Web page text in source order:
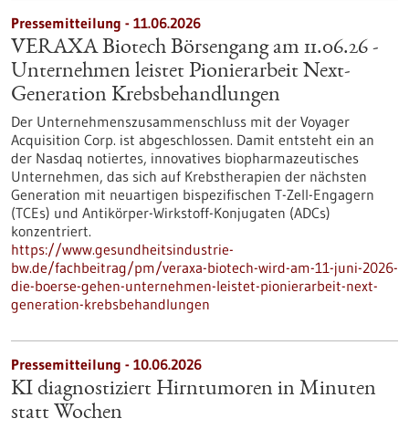
Pressemitteilung - 11.06.2026
VERAXA Biotech Börsengang am 11.06.26 -
Unternehmen leistet Pionierarbeit Next-
Generation Krebsbehandlungen
Der Unternehmenszusammenschluss mit der Voyager
Acquisition Corp. ist abgeschlossen. Damit entsteht ein an
der Nasdaq notiertes, innovatives biopharmazeutisches
Unternehmen, das sich auf Krebstherapien der nächsten
Generation mit neuartigen bispezifischen T-Zell-Engagern
(TCEs) und Antikörper-Wirkstoff-Konjugaten (ADCs)
konzentriert.
https://www.gesundheitsindustrie-
bw.de/fachbeitrag/pm/veraxa-biotech-wird-am-11-juni-2026-
die-boerse-gehen-unternehmen-leistet-pionierarbeit-next-
generation-krebsbehandlungen
Pressemitteilung - 10.06.2026
KI diagnostiziert Hirntumoren in Minuten
statt Wochen